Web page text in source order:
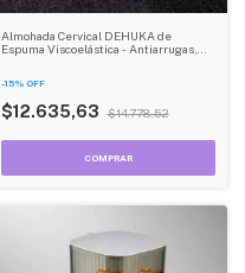
Almohada Cervical DEHUKA de
Espuma Viscoelástica - Antiarrugas,
-15% OFF
$12.635,63 $14.778,52